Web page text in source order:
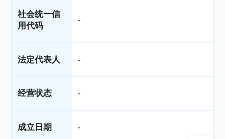
社会统一信
用代码
-
法定代表人 -
经营状态 -
成立日期 -